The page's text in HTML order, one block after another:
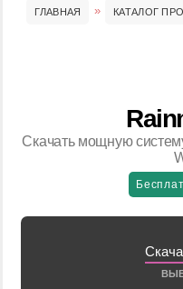
ГЛАВНАЯ КАТАЛОГ
Скачать мощную